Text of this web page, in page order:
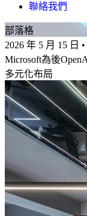
聯絡我們
部落格
2026 年 5 月 15 日 •
Microsoft為後
多元化布局